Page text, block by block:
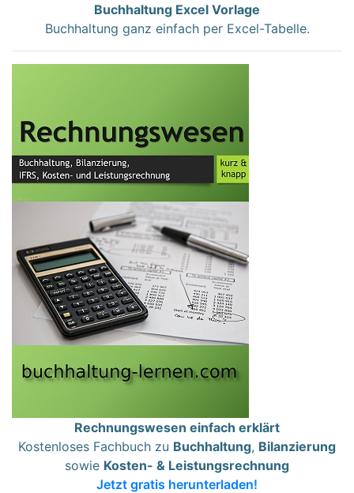
Buchhaltung Excel Vorlage
Buchhaltung ganz einfach per Excel-Tabelle.
Rechnungswesen einfach erklärt
Kostenloses Fachbuch zu Buchhaltung, Bilanzierung
sowie Kosten- & Leistungsrechnung
Jetzt gratis herunterladen!